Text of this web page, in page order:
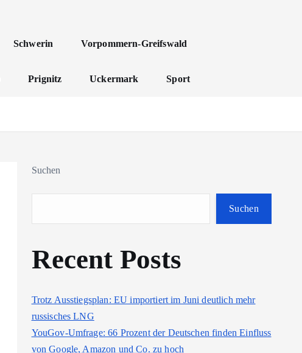
Schwerin Vorpommern-Greifswald
Prignitz Uckermark Sport
Suchen
Suchen
Recent Posts
Trotz Ausstiegsplan: EU importiert im Juni deutlich mehr
russisches LNG
YouGov-Umfrage: 66 Prozent der Deutschen finden Einfluss
von Google, Amazon und Co. zu hoch